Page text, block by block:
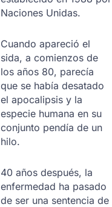
Naciones Unidas.
Cuando apareció el
sida, a comienzos de
los años 80, parecía
que se había desatado
el apocalipsis y la
especie humana en su
conjunto pendía de un
hilo.
40 años después, la
enfermedad ha pasado
de ser una sentencia de